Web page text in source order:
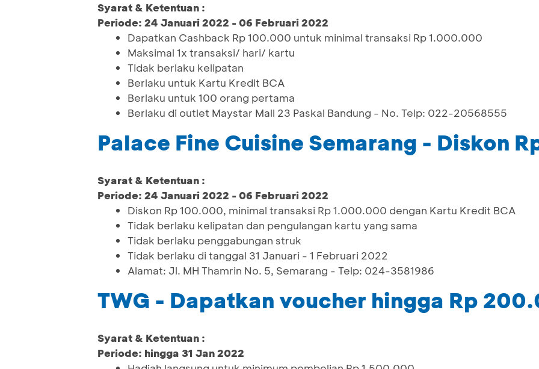
Syarat & Ketentuan :
Periode: 24 Januari 2022 - 06 Februari 2022
Dapatkan Cashback Rp 100.000 untuk minimal transaksi Rp 1.000.000
Maksimal 1x transaksi/ hari/ kartu
Tidak berlaku kelipatan
Berlaku untuk Kartu Kredit BCA
Berlaku untuk 100 orang pertama
Berlaku di outlet Maystar Mall 23 Paskal Bandung - No. Telp: 022-20568555
Palace Fine Cuisine Semarang - Diskon
Syarat & Ketentuan :
Periode: 24 Januari 2022 - 06 Februari 2022
Diskon Rp 100.000, minimal transaksi Rp 1.000.000 dengan Kartu Kredit BCA
Tidak berlaku kelipatan dan pengulangan kartu yang sama
Tidak berlaku penggabungan struk
Tidak berlaku di tanggal 31 Januari - 1 Februari 2022
Alamat: Jl. MH Thamrin No. 5, Semarang - Telp: 024-3581986
TWG - Dapatkan voucher hingga Rp
Syarat & Ketentuan :
Periode: hingga 31 Jan 2022